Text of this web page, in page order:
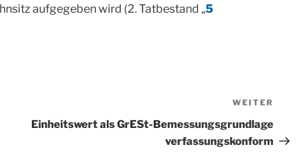
aufgegeben wird (2. Tatbestand „5
WEITER
Einheitswert als GrESt-Bemessungsgrundlage
verfassungskonform